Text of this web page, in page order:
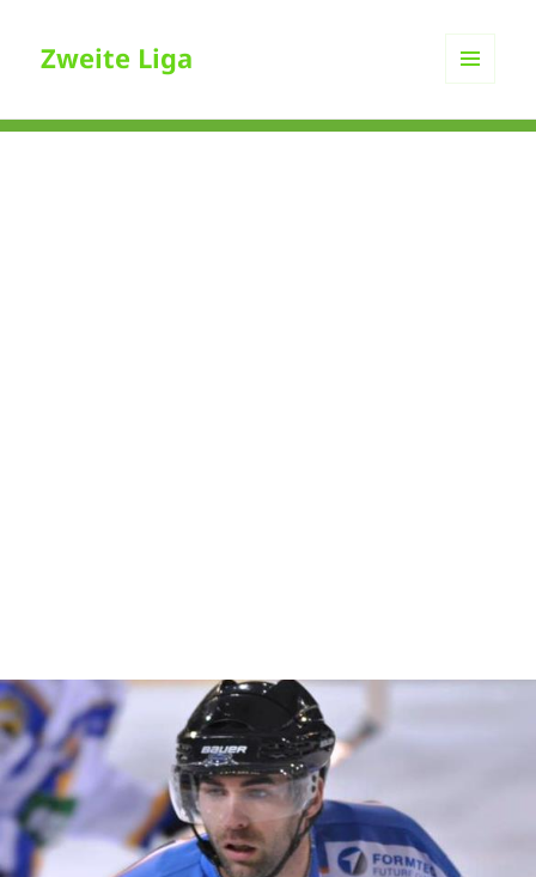
Zweite Liga
WIDGETS